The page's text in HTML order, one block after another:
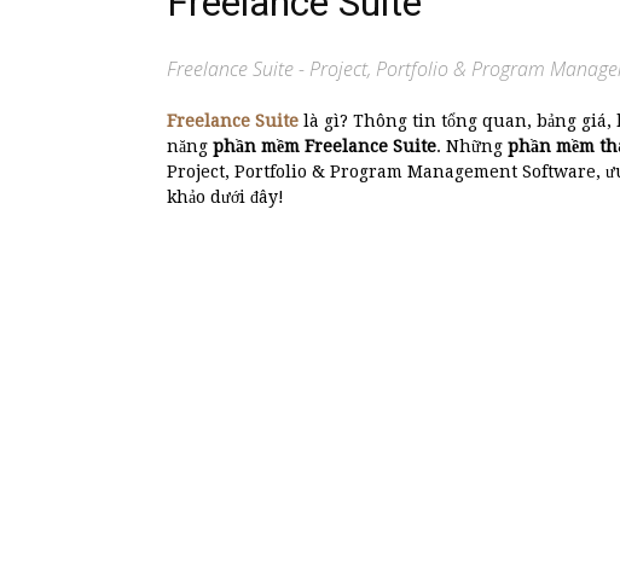
Freelance Suite - Project, Portfolio & Program
Freelance Suite là gì? Thông tin tổng quan, bảng
năng phần mềm Freelance Suite. Những phần mềm
Project, Portfolio & Program Management Software,
khảo dưới đây!